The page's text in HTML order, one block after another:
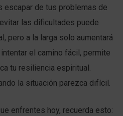
escapar de tus problemas de
las dificultades puede
pero a la larga solo aumentará
el camino fácil, permite
tu resiliencia espiritual.
la situación parezca difícil.
enfrentes hoy, recuerda esto: